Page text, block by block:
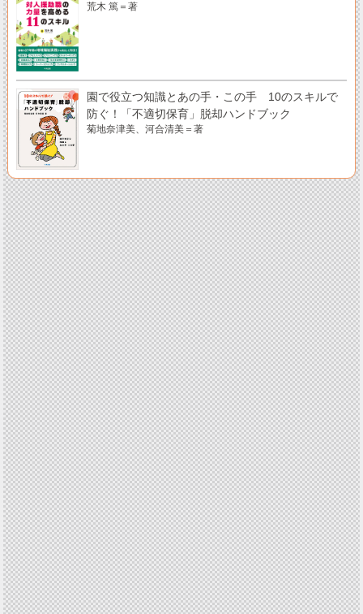
荒木 篤＝著
園で役立つ知識とあの手・この手 10のスキルで
防ぐ！「不適切保育」脱却ハンドブック
菊地奈津美、河合清美＝著